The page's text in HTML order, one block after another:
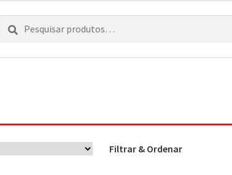
Pesquisar
por:
Pesquisa
Filtrar & Ordenar